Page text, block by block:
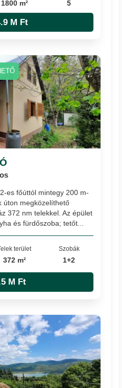
1800 m² 5
M Ft
es főúttól mintegy 200 m-
úton megközelíthető
372 nm telekkel. Az épület
és fürdőszoba; tetőt...
terület
372 m²
Szobák
1+2
M Ft